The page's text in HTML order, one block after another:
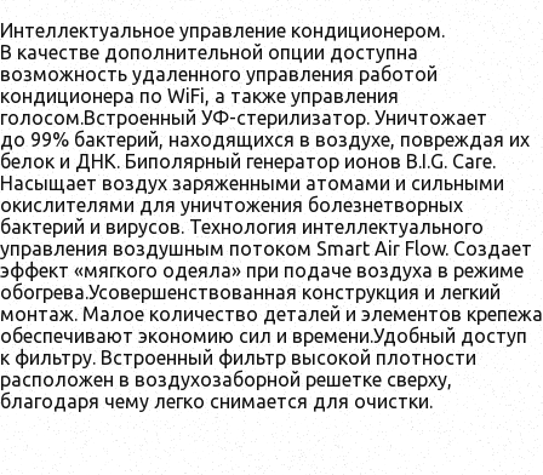
Интеллектуальное управление кондиционером.
В качестве дополнительной опции доступна
возможность удаленного управления работой
кондиционера по WiFi, а также управления
голосом.Встроенный УФ-стерилизатор. Уничтожает
до 99% бактерий, находящихся в воздухе, повреждая их
белок и ДНК. Биполярный генератор ионов B.I.G. Care.
Насыщает воздух заряженными атомами и сильными
окислителями для уничтожения болезнетворных
бактерий и вирусов. Технология интеллектуального
управления воздушным потоком Smart Air Flow. Создает
эффект «мягкого одеяла» при подаче воздуха в режиме
обогрева.Усовершенствованная конструкция и легкий
монтаж. Малое количество деталей и элементов крепежа
обеспечивают экономию сил и времени.Удобный доступ
к фильтру. Встроенный фильтр высокой плотности
расположен в воздухозаборной решетке сверху,
благодаря чему легко снимается для очистки.